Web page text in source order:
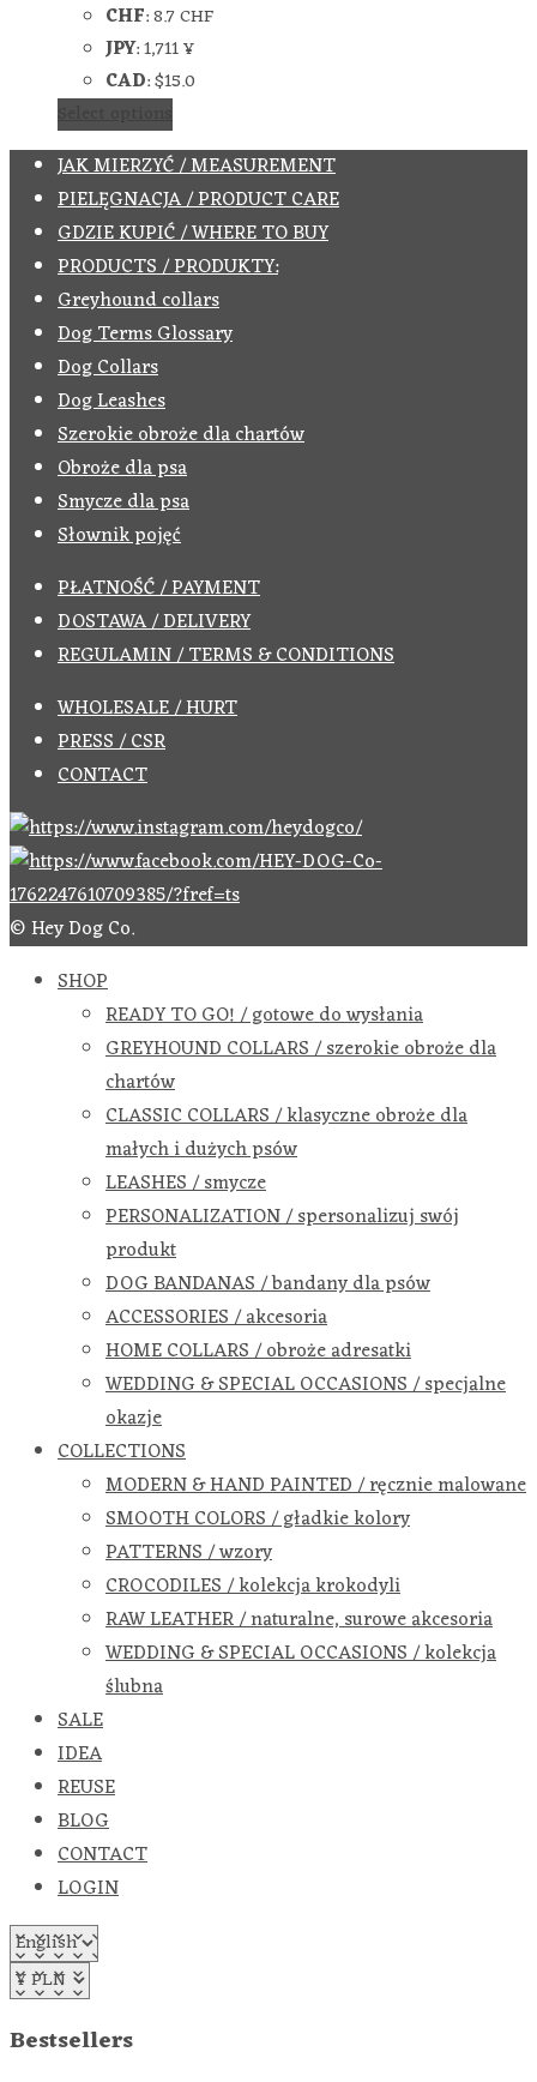
CHF:8.7 CHF
JPY:1,711 ¥
CAD:$15.0
JAK MIERZYĆ / MEASUREMENT
PIELĘGNACJA / PRODUCT CARE
GDZIE KUPIĆ / WHERE TO BUY
PRODUCTS / PRODUKTY:
Greyhound collars
Dog Terms Glossary
Dog Collars
Dog Leashes
Szerokie obroże dla chartów
Obroże dla psa
Smycze dla psa
Słownik pojęć
PŁATNOŚĆ / PAYMENT
DOSTAWA / DELIVERY
REGULAMIN / TERMS & CONDITIONS
WHOLESALE / HURT
PRESS / CSR
CONTACT
© Hey Dog Co.
SHOP
READY TO GO! / gotowe do wysłania
GREYHOUND COLLARS / szerokie obroże dla
chartów
CLASSIC COLLARS / klasyczne obroże dla
małych i dużych psów
LEASHES / smycze
PERSONALIZATION / spersonalizuj swój
produkt
DOG BANDANAS / bandany dla psów
ACCESSORIES / akcesoria
HOME COLLARS / obroże adresatki
WEDDING & SPECIAL OCCASIONS / specjalne
okazje
COLLECTIONS
MODERN & HAND PAINTED / ręcznie malowane
SMOOTH COLORS / gładkie kolory
PATTERNS / wzory
CROCODILES / kolekcja krokodyli
RAW LEATHER / naturalne, surowe akcesoria
WEDDING & SPECIAL OCCASIONS / kolekcja
ślubna
SALE
IDEA
REUSE
BLOG
CONTACT
LOGIN
Bestsellers